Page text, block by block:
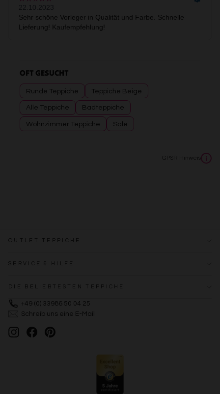
OFT GESUCHT
Runde Teppiche Teppiche Beige
Alle Teppiche Badteppiche
Wohnzimmer Teppiche Sale
GPSR Hinweis i
OUTLET TEPPICHE
SERVICE & HILFE
DIE BELIEBTESTEN TEPPICHE
+49 (0) 33986 50 04 25
Schreib uns eine E-Mail
InstagramFacebookPinterest